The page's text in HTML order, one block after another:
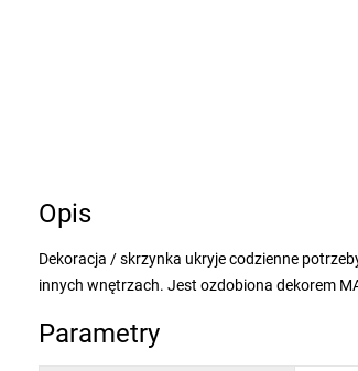
Opis
Dekoracja / skrzynka ukryje codzienne
innych wnętrzach. Jest ozdobiona dekorem
Parametry